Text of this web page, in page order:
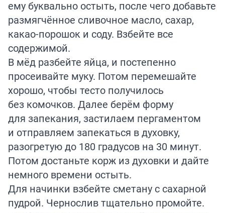
ему буквально остыть, после чего добавьте
размягчённое сливочное масло, сахар,
какао-порошок и соду. Взбейте все
содержимой.
В мёд разбейте яйца, и постепенно
просеивайте муку. Потом перемешайте
хорошо, чтобы тесто получилось
без комочков. Далее берём форму
для запекания, застилаем пергаментом
и отправляем запекаться в духовку,
разогретую до 180 градусов на 30 минут.
Потом достаньте корж из духовки и дайте
немного времени остыть.
Для начинки взбейте сметану с сахарной
пудрой. Чернослив тщательно промойте.